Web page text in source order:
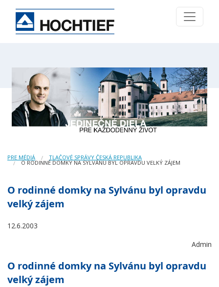
PRE MÉDIÁ TLAČOVÉ SPRÁVY ČESKÁ REPUBLIKA
O RODINNÉ DOMKY NA SYLVÁNU BYL OPRAVDU VELKÝ ZÁJEM
O rodinné domky na Sylvánu byl opravdu
velký zájem
12.6.2003
Admin
O rodinné domky na Sylvánu byl opravdu
velký zájem